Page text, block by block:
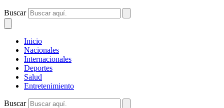
Buscar
Inicio
Nacionales
Internacionales
Deportes
Salud
Entretenimiento
Buscar